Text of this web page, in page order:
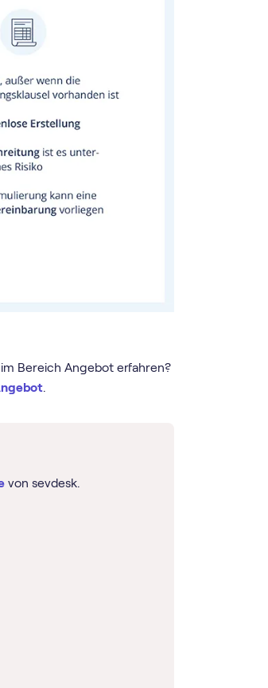
Bereich Angebot erfahren?
.
von sevdesk.